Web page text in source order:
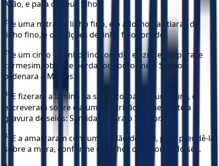
Arão, e para os seus filhos,
28 e uma mitra de linho fino, e o adorno das tiaras de
linho fino, e os calções de linho fino torcido,
29 e um cinto de linho fino torcido, e azul, e púrpura, e
carmesim, obra de bordador, conforme o Senhor
ordenara a Moisés.
30 E fizeram a lâmina da santa coroa de ouro puro, e
escreveram sobre ela uma inscrição, semelhante a
gravura de selos: Santidade para o Senhor.
31
E a amarraram com um cordão de azul, para prendê-la
sobre a mitra, conforme o Senhor ordenou a Moisés.